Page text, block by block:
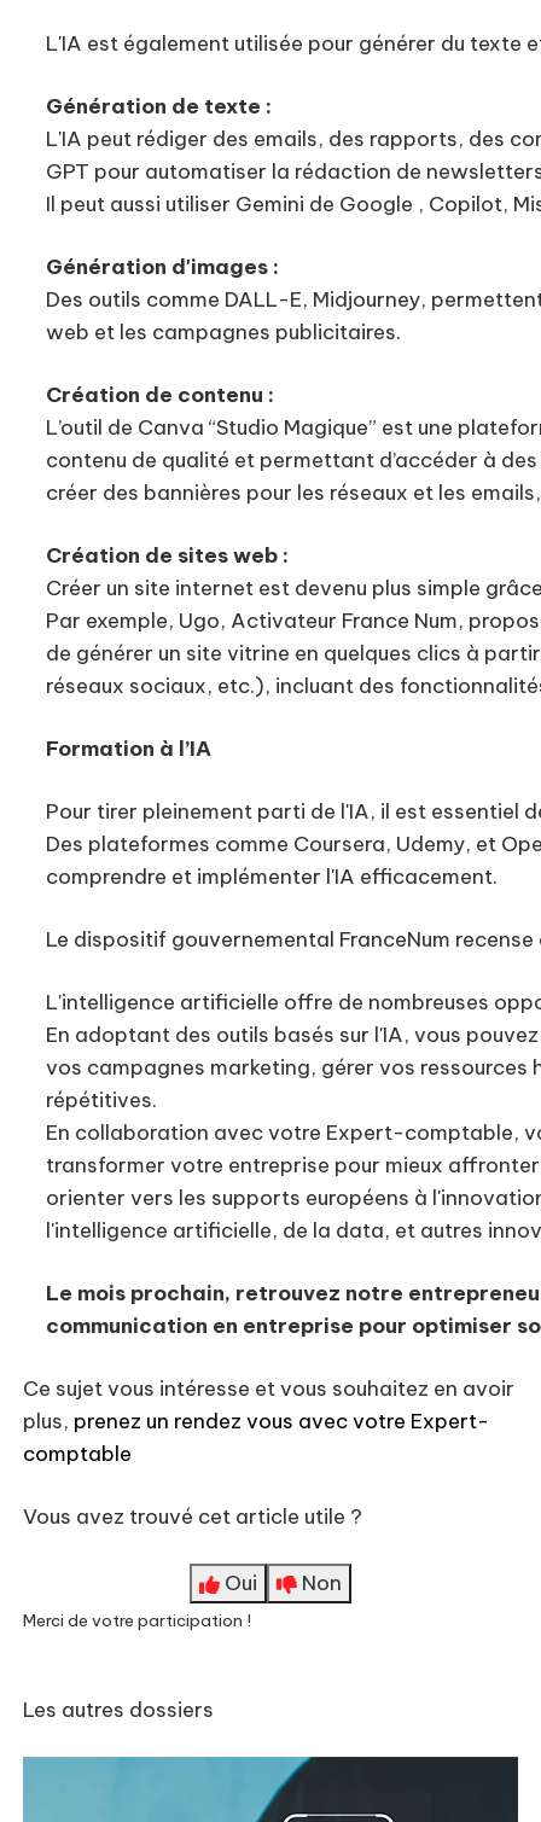
L'IA est également utilisée pour générer du texte
Génération de texte :
L'IA peut rédiger des emails, des rapports, des
GPT pour automatiser la rédaction de
Il peut aussi utiliser Gemini de Google , Copilot,
Génération d'images :
Des outils comme DALL-E, Midjourney,
web et les campagnes publicitaires.
Création de contenu :
L’outil de Canva “Studio Magique” est une
contenu de qualité et permettant d’accéder à
créer des bannières pour les réseaux et les
Création de sites web :
Créer un site internet est devenu plus simple
Par exemple, Ugo, Activateur France Num,
de générer un site vitrine en quelques clics à
réseaux sociaux, etc.), incluant des
Formation à l’IA
Pour tirer pleinement parti de l'IA, il est essentiel
Des plateformes comme Coursera, Udemy, et
comprendre et implémenter l'IA efficacement.
Le dispositif gouvernemental FranceNum
L'intelligence artificielle offre de nombreuses
En adoptant des outils basés sur l'IA, vous
vos campagnes marketing, gérer vos
répétitives.
En collaboration avec votre Expert-comptable,
transformer votre entreprise pour mieux
orienter vers les supports européens à
l'intelligence artificielle, de la data, et autres
Le mois prochain, retrouvez notre
communication en entreprise pour optimiser
Ce sujet vous intéresse et vous souhaitez en avoir
plus, prenez un rendez vous avec votre Expert-
comptable
Vous avez trouvé cet article utile ?
Oui Non
Merci de votre participation !
Les autres dossiers